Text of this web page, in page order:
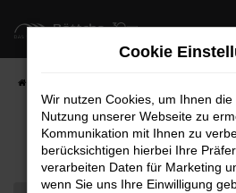
Zum
springen
Fahrzeug-
Cookie
Wir nutzen Cookies, um Ihnen
Nutzung unserer Webseite zu
Kommunikation mit Ihnen zu
berücksichtigen hierbei Ihre
verarbeiten Daten für Marketing
wenn Sie uns Ihre Einwilligung